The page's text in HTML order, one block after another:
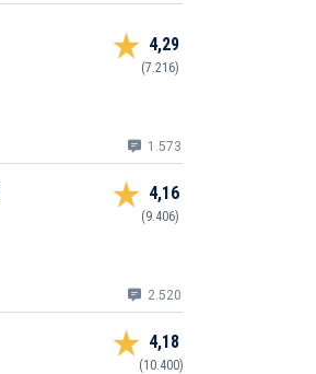
4,29
(7.216)
1.573
4,16
(9.406)
2.520
4,18
(10.400)